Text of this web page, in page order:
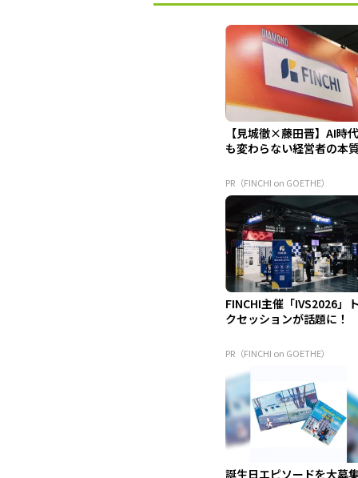
【見城徹×藤田晋】AI時
も変わらない経営者の本
PR（FINCHI on GOETHE）
FINCHI主催「IVS2026」
クセッションが話題に！
PR（FINCHI on GOETHE）
誕生日エピソードを大募集